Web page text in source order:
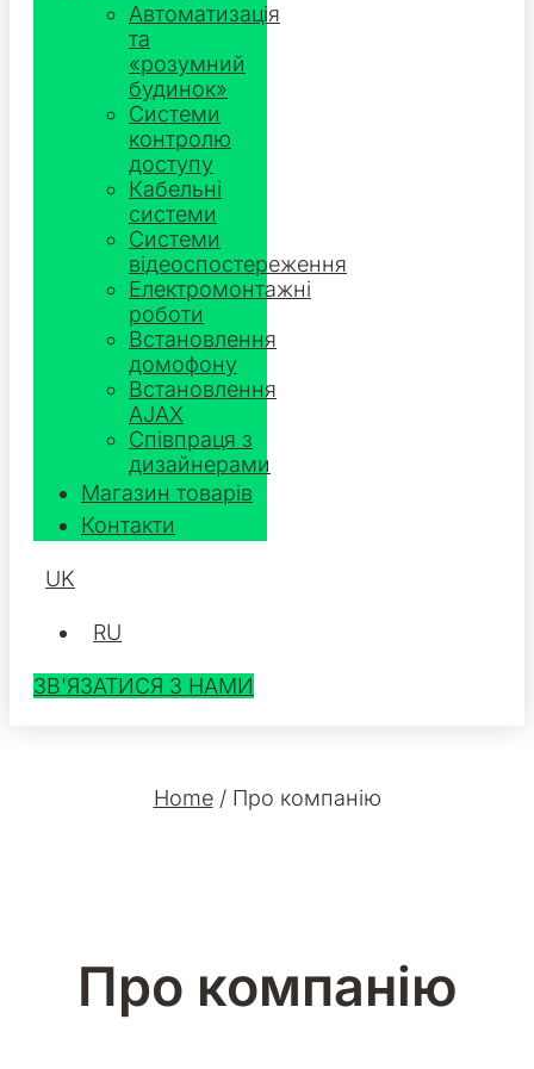
Автоматизація
та
«розумний
будинок»
Системи
контролю
доступу
Кабельні
системи
Системи
відеоспостереження
Електромонтажні
роботи
Встановлення
домофону
Встановлення
AJAX
Співпраця з
дизайнерами
Магазин товарів
Контакти
UK
RU
ЗВ'ЯЗАТИСЯ З НАМИ
Home/ Про компанію
Про компанію